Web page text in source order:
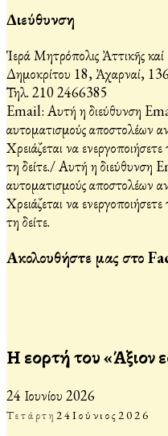
Διεύθυνση
Ἱερά Μητρόπολις Ἀττικῆς καί
Δημοκρίτου 18, Ἀχαρναί,
Τηλ. 210 2466385
Email: Αυτή η διεύθυνση
αυτοματισμούς αποστολέων
Χρειάζεται να
τη δείτε./Αυτή η διεύθυνση
αυτοματισμούς αποστολέων
Χρειάζεται να
τη δείτε.
Ακολουθήστε μας στο
Η εορτή του «Άξιον
24 Ιουνίου 2026
Τετάρτη24Ιούνιος2026